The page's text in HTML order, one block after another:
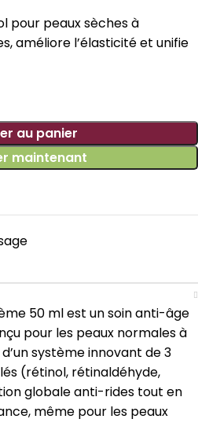
pour peaux sèches à
améliore l’élasticité et unifie
au panier
maintenant
50 ml est un soin anti-âge
pour les peaux normales à
système innovant de 3
(rétinol, rétinaldéhyde,
globale anti-rides tout en
même pour les peaux